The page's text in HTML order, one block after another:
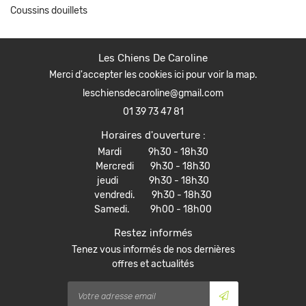
Coussins douillets
Les Chiens De Caroline
Merci d'accepter les cookies icipour voir la map.
01 39 73 47 81
Horaires d'ouverture :
Mardi 9h30 - 18h30
Mercredi 9h30 - 18h30
jeudi 9h30 - 18h30
vendredi. 9h30 - 18h30
Samedi. 9h00 - 18h00
Restez informés
Tenez vous informés de nos dernières
offres et actualités